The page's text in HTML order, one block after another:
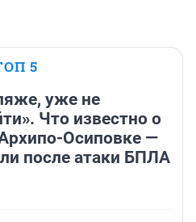
5
уже не
Что известно о
Осиповке —
после атаки БПЛА